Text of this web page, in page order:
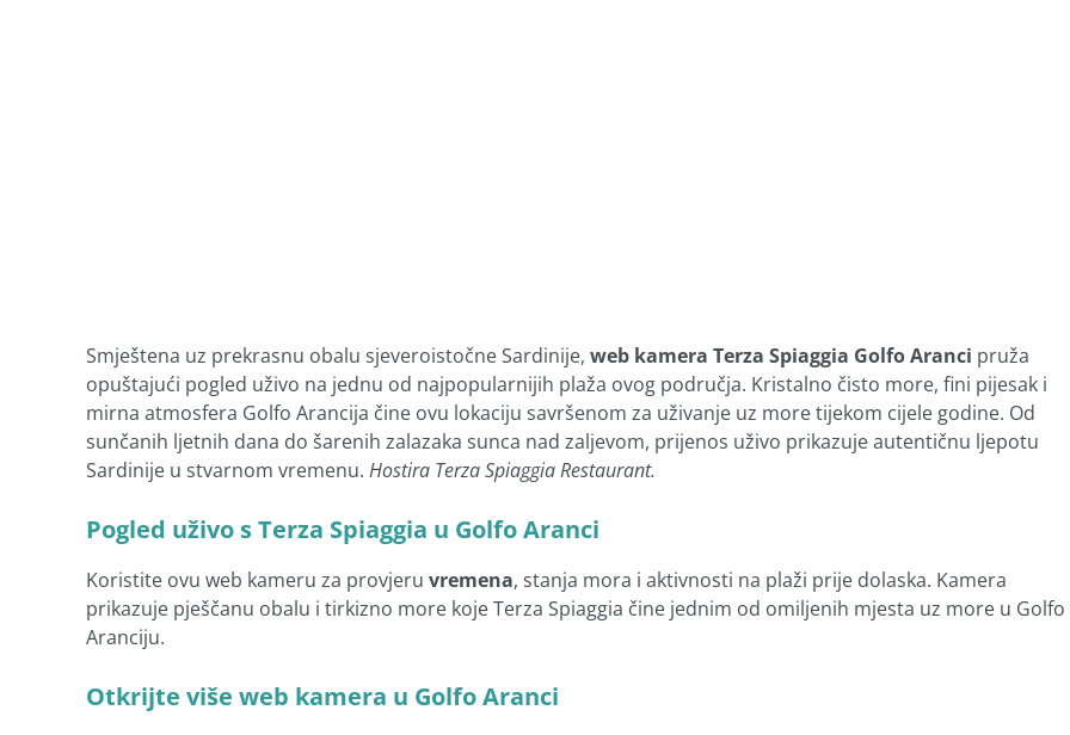
Smještena uz prekrasnu obalu sjeveroistočne Sardinije, web kamera Terza Spiaggia Golfo Aranci pruža
opuštajući pogled uživo na jednu od najpopularnijih plaža ovog područja. Kristalno čisto more, fini pijesak i
mirna atmosfera Golfo Arancija čine ovu lokaciju savršenom za uživanje uz more tijekom cijele godine. Od
sunčanih ljetnih dana do šarenih zalazaka sunca nad zaljevom, prijenos uživo prikazuje autentičnu ljepotu
Sardinije u stvarnom vremenu. Hostira Terza Spiaggia Restaurant.
Pogled uživo s Terza Spiaggia u Golfo Aranci
Koristite ovu web kameru za provjeru vremena, stanja mora i aktivnosti na plaži prije dolaska. Kamera
prikazuje pješčanu obalu i tirkizno more koje Terza Spiaggia čine jednim od omiljenih mjesta uz more u Golfo
Aranciju.
Otkrijte više web kamera u Golfo Aranci